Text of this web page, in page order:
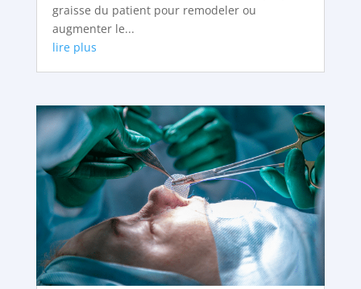
graisse du patient pour remodeler ou
augmenter le...
lire plus